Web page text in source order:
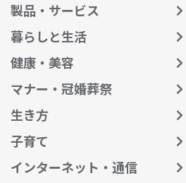
製品・サービス
暮らしと生活
健康・美容
マナー・冠婚葬祭
生き方
子育て
インターネット・通信